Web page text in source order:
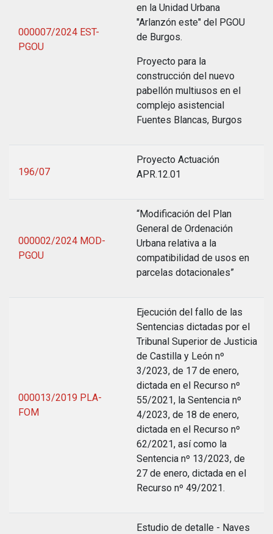
000007/2024 EST-
PGOU
en la Unidad Urbana
"Arlanzón este" del PGOU
de Burgos.
Proyecto para la
construcción del nuevo
pabellón multiusos en el
complejo asistencial
Fuentes Blancas, Burgos
196/07
Proyecto Actuación
APR.12.01
000002/2024 MOD-
PGOU
“Modificación del Plan
General de Ordenación
Urbana relativa a la
compatibilidad de usos en
parcelas dotacionales”
000013/2019 PLA-
FOM
Ejecución del fallo de las
Sentencias dictadas por el
Tribunal Superior de Justicia
de Castilla y León nº
3/2023, de 17 de enero,
dictada en el Recurso nº
55/2021, la Sentencia nº
4/2023, de 18 de enero,
dictada en el Recurso nº
62/2021, así como la
Sentencia nº 13/2023, de
27 de enero, dictada en el
Recurso nº 49/2021.
Estudio de detalle - Naves